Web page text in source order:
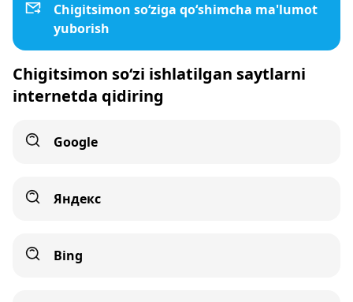
Chigitsimon so‘ziga qo‘shimcha ma'lumot
yuborish
Chigitsimon so‘zi ishlatilgan saytlarni
internetda qidiring
Google
Яндекс
Bing